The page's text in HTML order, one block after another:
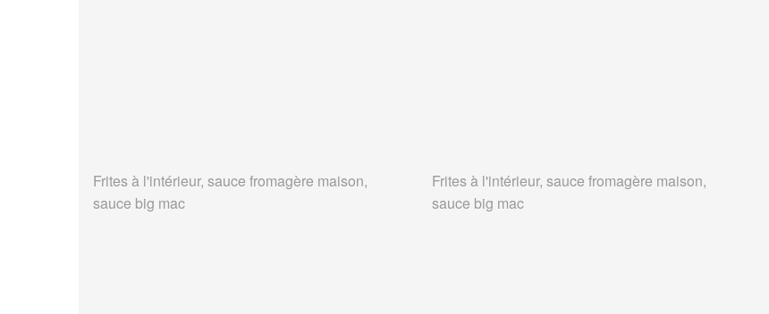
Frites à l'intérieur, sauce fromagère maison,
sauce big mac
Frites à l'intérieur, sauce fromagère maison,
sauce big mac